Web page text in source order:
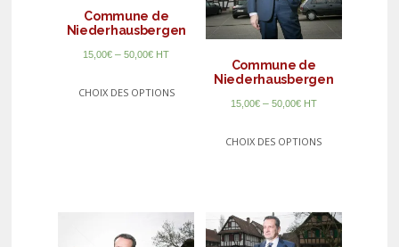
Commune de
Niederhausbergen
15,00€ –50,00€ HT
CHOIX DES OPTIONS
Commune de
Niederhausbergen
15,00€– 50,00€ HT
CHOIX DES OPTIONS